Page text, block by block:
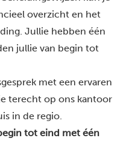
overzicht en het
Jullie hebben één
jullie van begin tot
met een ervaren
terecht op ons kantoor
in de regio.
tot eind met één